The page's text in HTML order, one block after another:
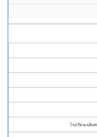
โรงเรียนเฉลิม